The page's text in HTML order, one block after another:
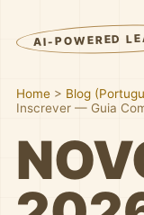
AI-POWERED
Home > Blog
Inscrever — Guia